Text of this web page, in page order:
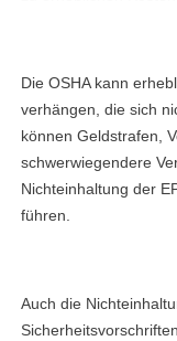
Die OSHA kann
verhängen, die sich
können Geldstrafen,
schwerwiegendere
Nichteinhaltung der
führen.
Auch die